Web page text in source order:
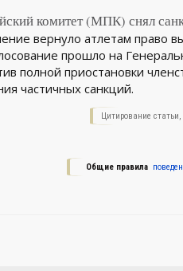
комитет (МПК) снял
вернуло атлетам право
прошло на
полной приостановки
частичных санкций.
Цитирование
Общие правила